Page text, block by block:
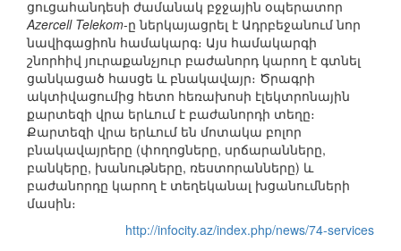
ցուցահանդեսի ժամանակ բջջային օպերատոր
Azercell Telekom-ը ներկայացրել է Ադրբեջանում նոր
նավիգացիոն համակարգ։ Այս համակարգի
շնորհիվ յուրաքանչյուր բաժանորդ կարող է գտնել
ցանկացած հասցե և բնակավայր։ Ծրագրի
ակտիվացումից հետո հեռախոսի էլեկտրոնային
քարտեզի վրա երևում է բաժանորդի տեղը։
Քարտեզի վրա երևում են մոտակա բոլոր
բնակավայրերը (փողոցները, սրճարանները,
բանկերը, խանութները, ռեստորանները) և
բաժանորդը կարող է տեղեկանալ խցանումների
մասին։
http://infocity.az/index.php/news/74-services